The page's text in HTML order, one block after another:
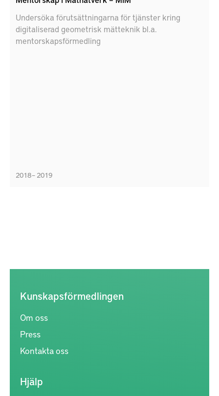
Undersöka förutsättningarna för tjänster kring
digitaliserad geometrisk mätteknik bl.a.
mentorskapsförmedling
2018 – 2019
Kunskapsförmedlingen
Om oss
Press
Kontakta oss
Hjälp